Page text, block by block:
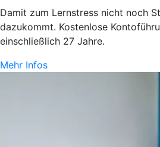
Damit zum Lernstress nicht noch
dazukommt. Kostenlose
einschließlich 27 Jahre.
Mehr Infos